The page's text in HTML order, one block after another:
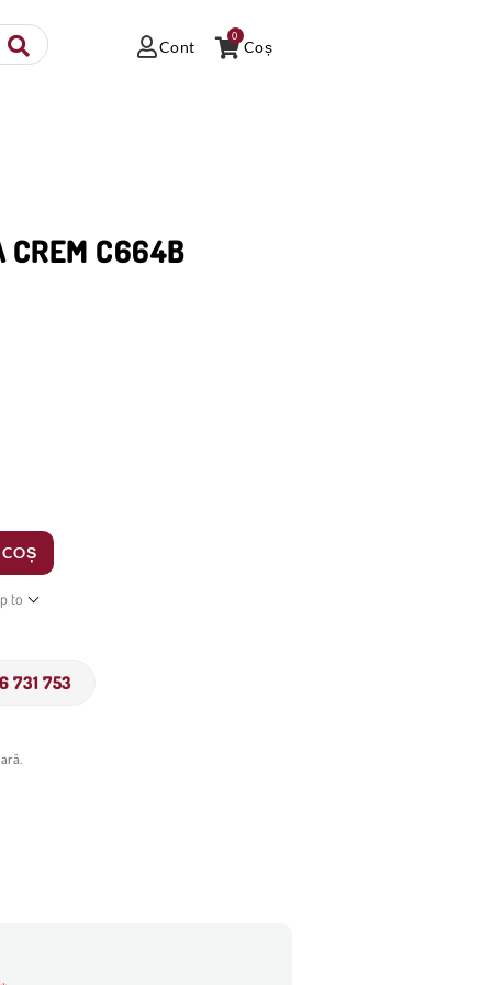
Cont Coș
0
C664B
to
731 753